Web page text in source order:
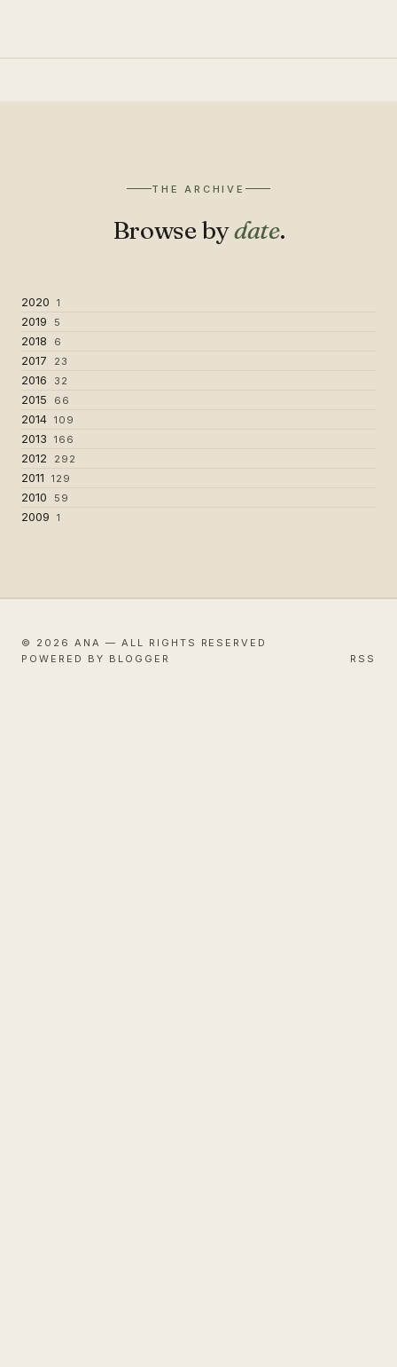
THE ARCHIVE
Browse bydate.
2020 1
2019 5
2018 6
2017 23
2016 32
2015 66
2014 109
2013 166
2012 292
2011 129
2010 59
2009 1
© 2026 ANA — ALL RIGHTS RESERVED
POWERED BY BLOGGER
RSS